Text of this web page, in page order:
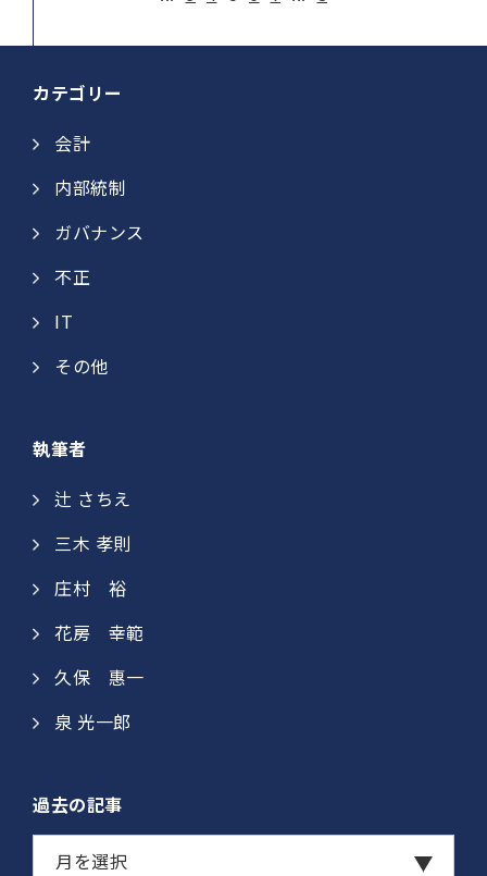
カテゴリー
会計
内部統制
ガバナンス
不正
IT
その他
執筆者
辻 さちえ
三木 孝則
庄村 裕​
花房 幸範​
久保 惠一​​
泉 光一郎
過去の記事